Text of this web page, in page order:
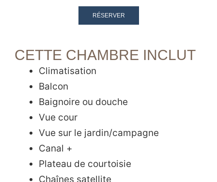
RÉSERVER
CETTE CHAMBRE INCLUT
Climatisation
Balcon
Baignoire ou douche
Vue cour
Vue sur le jardin/campagne
Canal +
Plateau de courtoisie
Chaînes satellite